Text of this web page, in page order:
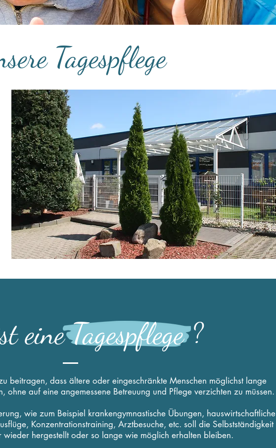
Tagespflege
eine Tagespflege ?
beitragen, dass ältere oder eingeschränkte Menschen möglichst lange
ohne auf eine angemessene Betreuung und Pflege verzichten zu müssen.
wie zum Beispiel krankengymnastische Übungen, hauswirtschaftliche
Konzentrationstraining, Arztbesuche, etc. soll die Selbstständigkeit
wieder hergestellt oder so lange wie möglich erhalten bleiben.